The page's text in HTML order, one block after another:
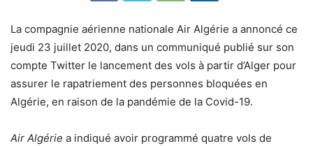
La compagnie aérienne nationale Air Algérie a annoncé ce
jeudi 23 juillet 2020, dans un communiqué publié sur son
compte Twitter le lancement des vols à partir d’Alger pour
assurer le rapatriement des personnes bloquées en
Algérie, en raison de la pandémie de la Covid-19.
Air Algérie a indiqué avoir programmé quatre vols de